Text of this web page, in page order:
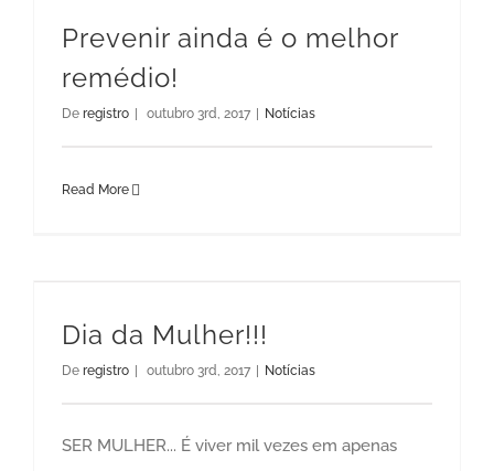
Prevenir ainda é o melhor
remédio!
De registro | outubro 3rd, 2017 | Notícias
Read More
Dia da Mulher!!!
De registro | outubro 3rd, 2017 | Notícias
SER MULHER... É viver mil vezes em apenas